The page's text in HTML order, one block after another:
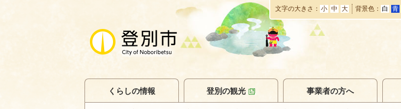
本
文
へ
移
動
文字の大きさ 小 中 大 背景色 白 青
くらしの情報 登別の観光 事業者の方へ